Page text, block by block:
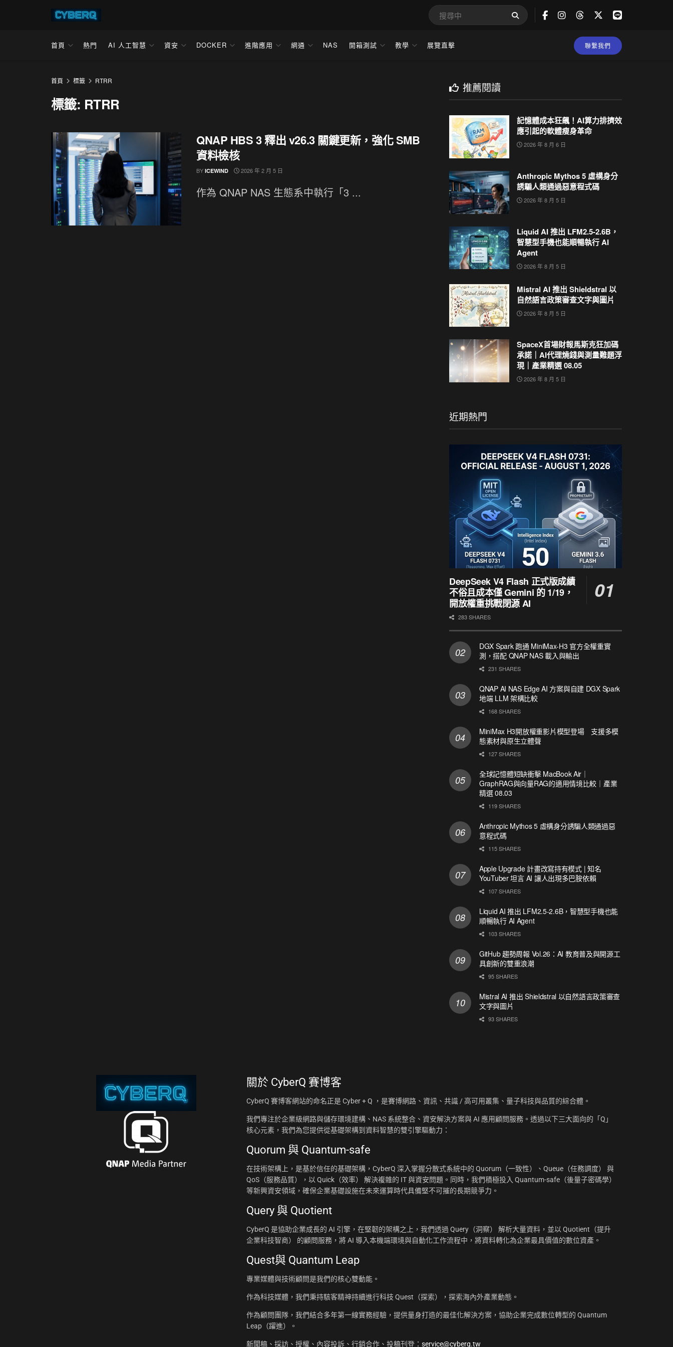
首頁 熱門 AI 人工智慧 資安 DOCKER 進階應用 網通 NAS 開箱測試 教學 展覽直擊 聯繫我們
首頁 標籤 RTRR
標籤: RTRR
QNAP HBS 3 釋出 v26.3 關鍵更新，強化 SMB
資料檢核
BY ICEWIND 2026 年 2 月 5 日
作為 QNAP NAS 生態系中執行「3 ...
推薦閱讀
記憶體成本狂飆！AI算力排擠效
應引起的軟體瘦身革命
2026 年 8 月 6 日
Anthropic Mythos 5 虛構身分
誘騙人類通過惡意程式碼
2026 年 8 月 5 日
Liquid AI 推出 LFM2.5-2.6B，
智慧型手機也能順暢執行 AI
Agent
2026 年 8 月 5 日
Mistral AI 推出 Shieldstral 以
自然語言政策審查文字與圖片
2026 年 8 月 5 日
SpaceX首場財報馬斯克狂加碼
承諾｜AI代理燒錢與測量難題浮
現｜產業精選 08.05
2026 年 8 月 5 日
近期熱門
DeepSeek V4 Flash 正式版成績
不俗且成本僅 Gemini 的 1/19，
開放權重挑戰閉源 AI
283 SHARES
DGX Spark 跑通 MiniMax-H3 官方全權重實
測，搭配 QNAP NAS 載入與輸出
231 SHARES
QNAP AI NAS Edge AI 方案與自建 DGX Spark
地端 LLM 架構比較
168 SHARES
MiniMax H3開放權重影片模型登場 支援多模
態素材與原生立體聲
127 SHARES
全球記憶體短缺衝擊 MacBook Air｜
GraphRAG與向量RAG的適用情境比較｜產業
精選 08.03
119 SHARES
Anthropic Mythos 5 虛構身分誘騙人類通過惡
意程式碼
115 SHARES
Apple Upgrade 計畫改寫持有模式 | 知名
YouTuber 坦言 AI 讓人出現多巴胺依賴
107 SHARES
Liquid AI 推出 LFM2.5-2.6B，智慧型手機也能
順暢執行 AI Agent
103 SHARES
GitHub 趨勢周報 Vol.26：AI 教育普及與開源工
具創新的雙重浪潮
95 SHARES
Mistral AI 推出 Shieldstral 以自然語言政策審查
文字與圖片
93 SHARES
關於 CyberQ 賽博客
CyberQ 賽博客網站的命名正是 Cyber + Q ，是賽博網路、資訊、共識 / 高可用叢集、量子科技與品質的綜合體。
我們專注於企業級網路與儲存環境建構、NAS 系統整合、資安解決方案與 AI 應用顧問服務。透過以下三大面向的「Q」
核心元素，我們為您提供從基礎架構到資料智慧的雙引擎驅動力：
Quorum 與 Quantum-safe
在技術架構上，是基於信任的基礎架構，CyberQ 深入掌握分散式系統中的 Quorum（一致性）、Queue（任務調度） 與
QoS（服務品質），以 Quick（效率） 解決複雜的 IT 與資安問題。同時，我們積極投入 Quantum-safe（後量子密碼學）
等新興資安領域，確保企業基礎設施在未來運算時代具備堅不可摧的長期競爭力。
Query 與 Quotient
CyberQ 是協助企業成長的 AI 引擎，在堅韌的架構之上，我們透過 Query（洞察） 解析大量資料，並以 Quotient（提升
企業科技智商） 的顧問服務，將 AI 導入本機端環境與自動化工作流程中，將資料轉化為企業最具價值的數位資產。
Quest與 Quantum Leap
專業媒體與技術顧問是我們的核心雙動能。
作為科技媒體，我們秉持駭客精神持續進行科技 Quest（探索），探索海內外產業動態。
作為顧問團隊，我們結合多年第一線實務經驗，提供量身打造的最佳化解決方案，協助企業完成數位轉型的 Quantum
Leap（躍進）。
新聞稿、採訪、授權、內容投訴、行銷合作、投稿刊登： service@cyberq.tw